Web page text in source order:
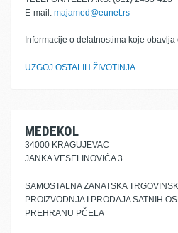
E-mail: majamed@eunet.rs
Informacije o delatnostima koje obavlja
UZGOJ OSTALIH ŽIVOTINJA
MEDEKOL
34000 KRAGUJEVAC
JANKA VESELINOVIĆA 3
SAMOSTALNA ZANATSKA
PROIZVODNJA I PRODAJA SATNIH
PREHRANU PČELA